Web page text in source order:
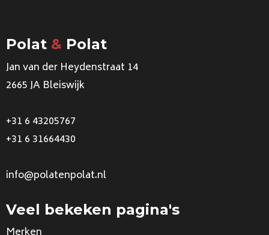
Polat & Polat
Jan van der Heydenstraat 14
2665 JA Bleiswijk
+31 6 43205767
+31 6 31664430
info@polatenpolat.nl
Veel bekeken pagina's